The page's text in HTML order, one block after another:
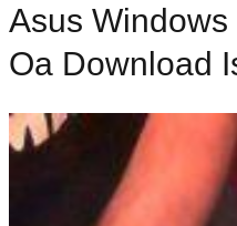
Asus
Oa Download